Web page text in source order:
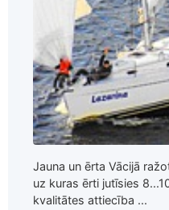
Jauna un ērta Vācijā
uz kuras ērti jutīsies
kvalitātes attiecība ...